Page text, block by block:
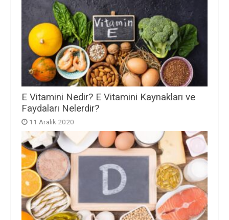
E Vitamini Nedir? E Vitamini Kaynakları ve
Faydaları Nelerdir?
11 Aralık 2020